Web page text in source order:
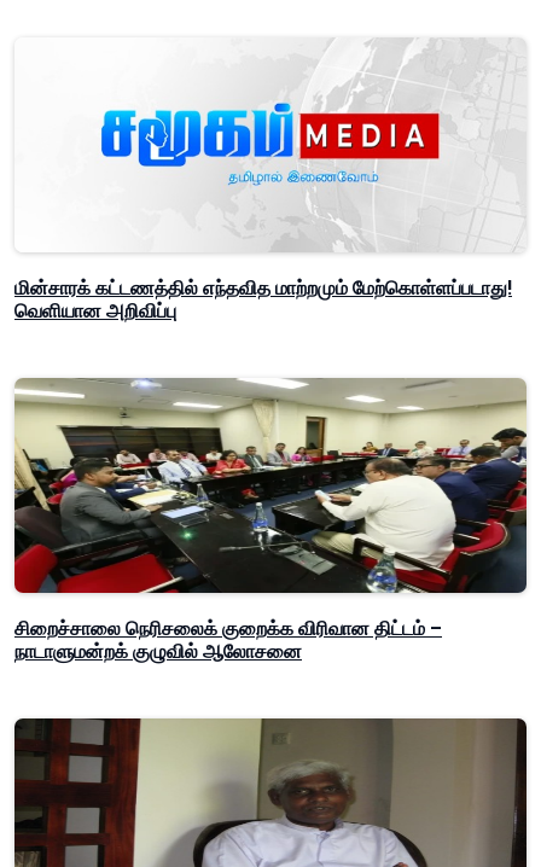
மின்சாரக் கட்டணத்தில் எந்தவித மாற்றமும் மேற்கொள்ளப்படாது!
வெளியான அறிவிப்பு
சிறைச்சாலை நெரிசலைக் குறைக்க விரிவான திட்டம் –
நாடாளுமன்றக் குழுவில் ஆலோசனை